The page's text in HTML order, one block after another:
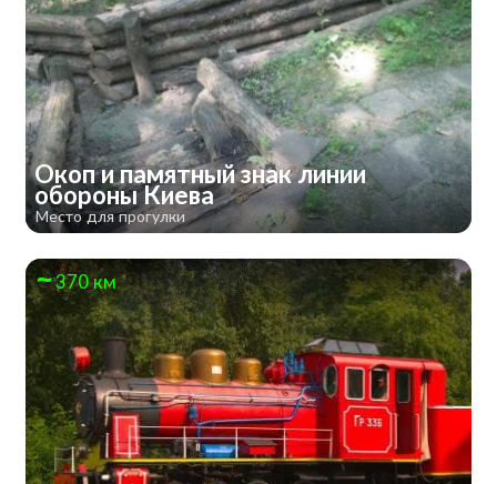
Окоп и памятный знак линии
обороны Киева
Место для прогулки
370 км